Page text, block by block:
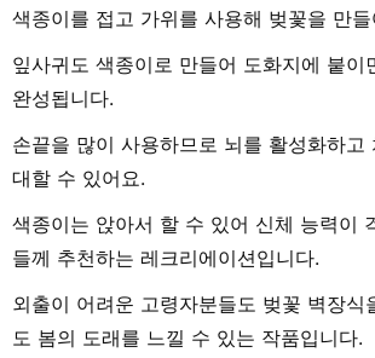
색종이를 접고 가위를 사용해 벚꽃을 만들
잎사귀도 색종이로 만들어 도화지에 붙이
완성됩니다.
손끝을 많이 사용하므로 뇌를 활성화하고
대할 수 있어요.
색종이는 앉아서 할 수 있어 신체 능력이
들께 추천하는 레크리에이션입니다.
외출이 어려운 고령자분들도 벚꽃 벽장식
도 봄의 도래를 느낄 수 있는 작품입니다.